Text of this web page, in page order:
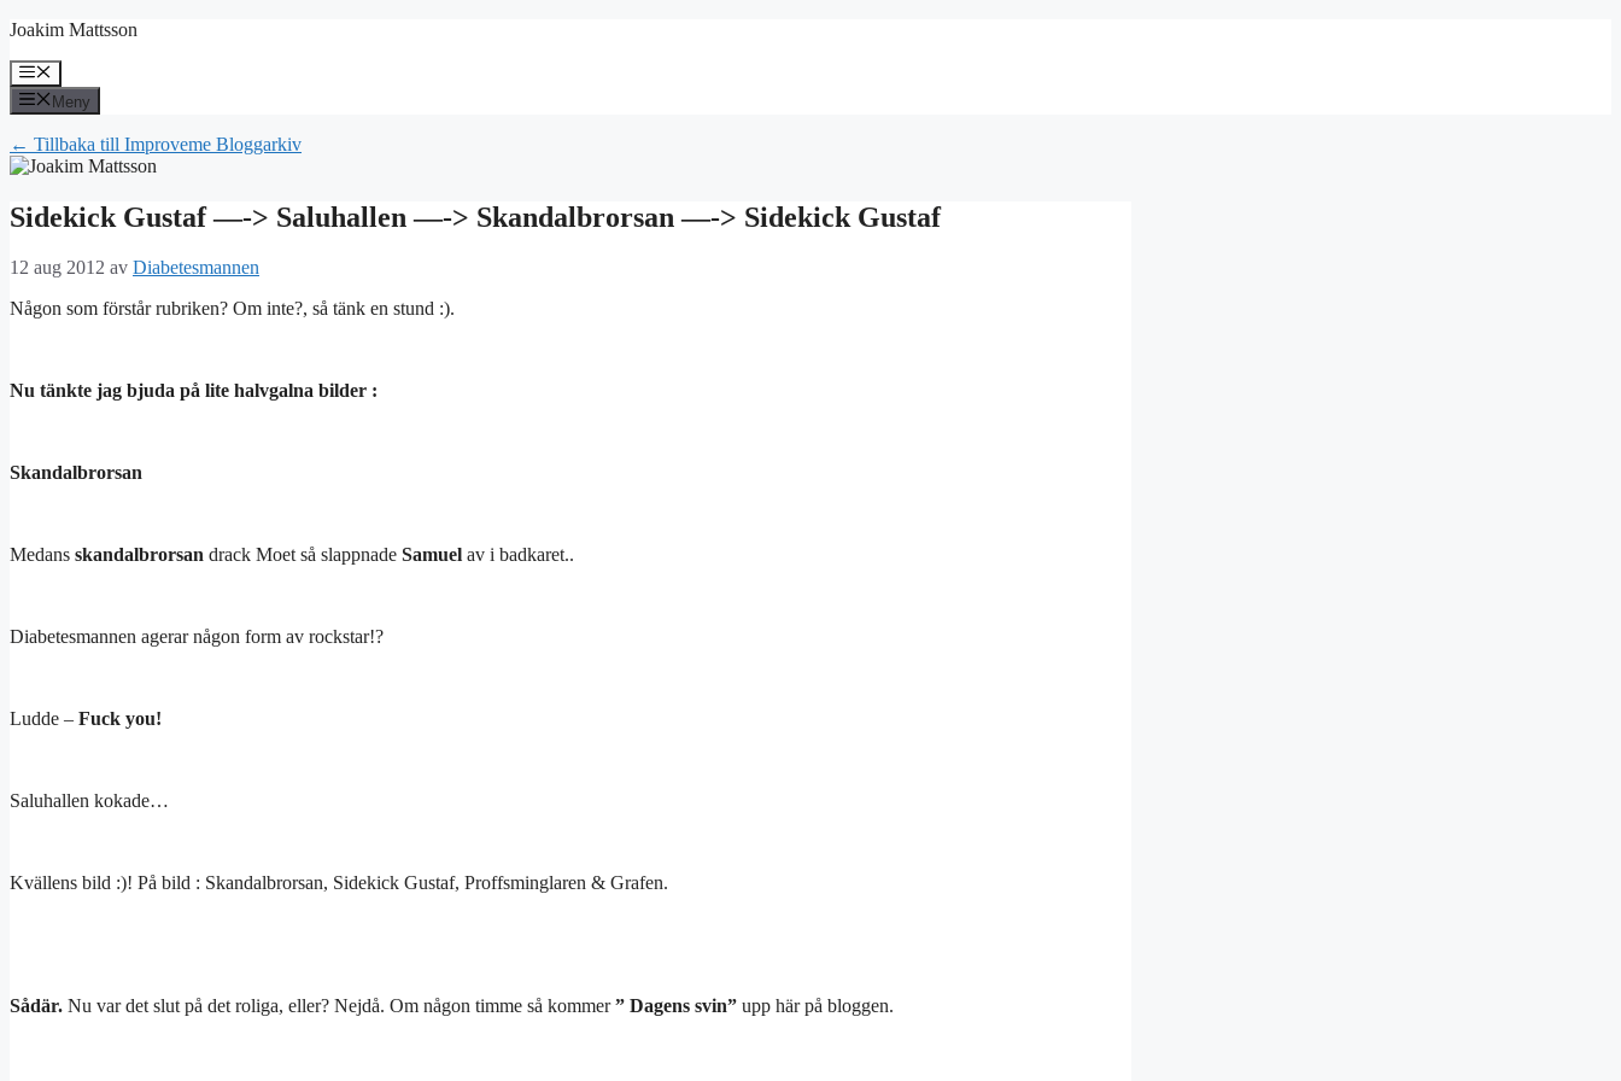
Hoppa
innehåll
Joakim Mattsson
Meny
Meny
← Tillbaka till Improveme Bloggarkiv
Sidekick Gustaf —-> Saluhallen —-> Skandalbrorsan —-> Sidekick Gustaf
12 aug 2012 av Diabetesmannen
Någon som förstår rubriken? Om inte?, så tänk en stund :).
Nu tänkte jag bjuda på lite halvgalna bilder :
Skandalbrorsan
Medans skandalbrorsan drack Moet så slappnade Samuel av i badkaret..
Diabetesmannen agerar någon form av rockstar!?
Ludde – Fuck you!
Saluhallen kokade…
Kvällens bild :)! På bild : Skandalbrorsan, Sidekick Gustaf, Proffsminglaren & Grafen.
Sådär. Nu var det slut på det roliga, eller? Nejdå. Om någon timme så kommer” Dagens svin” upp här på bloggen.